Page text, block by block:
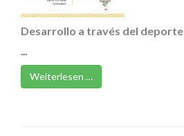
Desarrollo a través del deporte
...
Weiterlesen …